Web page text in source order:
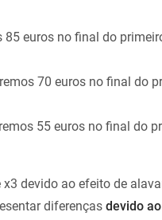
85 euros no final do
70 euros no final do
55 euros no final do
devido ao efeito de
diferenças devido